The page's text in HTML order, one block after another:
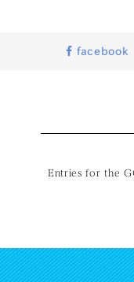
facebook
Entries for the